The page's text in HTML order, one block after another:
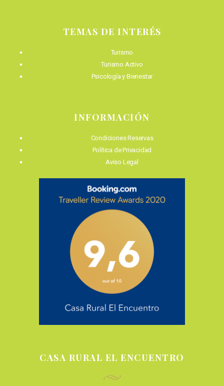
TEMAS DE INTERÉS
Turismo
Turismo Activo
Psicología y Bienestar
INFORMACIÓN
Condiciones Reservas
Política de Privacidad
Aviso Legal
CASA RURAL EL ENCUENTRO